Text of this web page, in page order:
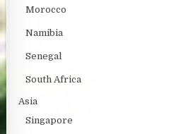
Morocco
Namibia
Senegal
South Africa
Asia
Singapore